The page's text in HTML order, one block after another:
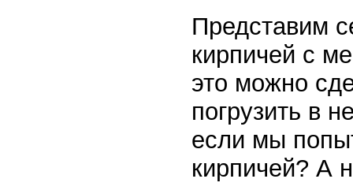
Представим
кирпичей с
это можно
погрузить в
если мы
кирпичей? А